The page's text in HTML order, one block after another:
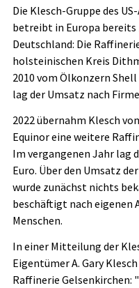
Die Klesch-Gruppe des
betreibt in Europa bereits
Deutschland: Die
holsteinischen Kreis
2010 vom Ölkonzern Shell
lag der Umsatz nach
2022 übernahm Klesch
Equinoreine weitere
Im vergangenen Jahr lag
Euro. Über den Umsatz
wurde zunächst nichts
beschäftigt nach eigenen
Menschen.
In einer Mitteilung der
Eigentümer A. Gary
Raffinerie